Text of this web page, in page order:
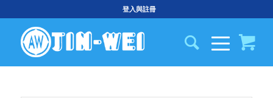
登入與註冊